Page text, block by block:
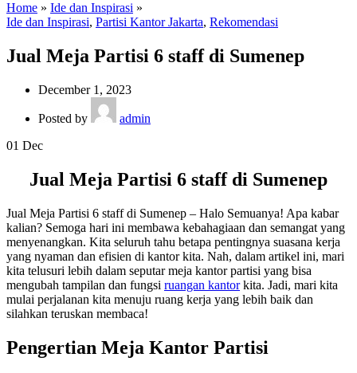
Home » Ide dan Inspirasi »
Ide dan Inspirasi, Partisi Kantor Jakarta, Rekomendasi
Jual Meja Partisi 6 staff di Sumenep
December 1, 2023
Posted by
admin
01 Dec
Jual Meja Partisi 6 staff di Sumenep
Jual Meja Partisi 6 staff di Sumenep – Halo Semuanya! Apa kabar
kalian? Semoga hari ini membawa kebahagiaan dan semangat yang
menyenangkan. Kita seluruh tahu betapa pentingnya suasana kerja
yang nyaman dan efisien di kantor kita. Nah, dalam artikel ini, mari
kita telusuri lebih dalam seputar meja kantor partisi yang bisa
mengubah tampilan dan fungsi ruangan kantorkita. Jadi, mari kita
mulai perjalanan kita menuju ruang kerja yang lebih baik dan
silahkan teruskan membaca!
Pengertian Meja Kantor Partisi